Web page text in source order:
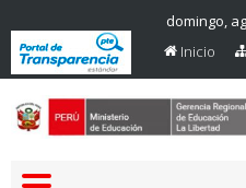
domingo,
Inicio